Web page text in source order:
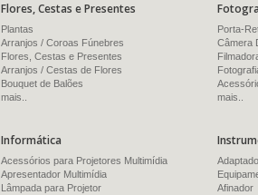
Flores, Cestas e Presentes
Plantas
Arranjos / Coroas Fúnebres
Flores, Cestas e Presentes
Arranjos / Cestas de Flores
Bouquet de Balões
mais..
Porta-
Câmera
mais..
Informática
Acessórios para Projetores Multimídia
Apresentador Multimídia
Lâmpada para Projetor
Afinador